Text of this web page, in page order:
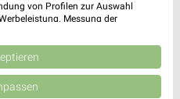
Würzburg
von Profilen zur Auswahl
Messung der
Quellen. Entwicklung und
reduzierter Daten zur Auswahl
Union weitergegeben und in die